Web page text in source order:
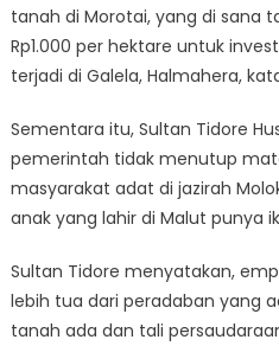
tanah di Morotai, yang di sana
Rp1.000 per hektare untuk
terjadi di Galela, Halmahera,
Sementara itu, Sultan Tidore
pemerintah tidak menutup
masyarakat adat di jazirah
anak yang lahir di Malut punya
Sultan Tidore menyatakan,
lebih tua dari peradaban yang
tanah ada dan tali